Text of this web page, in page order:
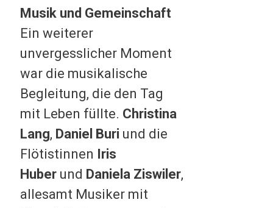
Musik und Gemeinschaft
Ein weiterer
unvergesslicher Moment
war die musikalische
Begleitung, die den Tag
mit Leben füllte. Christina
Lang, Daniel Buri und die
Flötistinnen Iris
Huber und Daniela Ziswiler,
allesamt Musiker mit